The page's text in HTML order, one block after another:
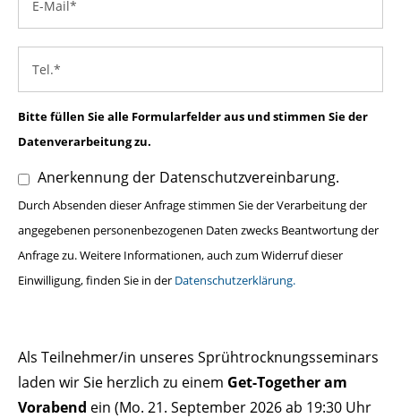
Bitte füllen Sie alle Formularfelder aus und stimmen Sie der
Datenverarbeitung zu.
Anerkennung der Datenschutzvereinbarung.
Durch Absenden dieser Anfrage stimmen Sie der Verarbeitung der
angegebenen personenbezogenen Daten zwecks Beantwortung der
Anfrage zu. Weitere Informationen, auch zum Widerruf dieser
Einwilligung, finden Sie in der Datenschutzerklärung.
Als Teilnehmer/in unseres Sprühtrocknungsseminars
laden wir Sie herzlich zu einem Get-Together am
Vorabend ein (Mo. 21. September 2026 ab 19:30 Uhr